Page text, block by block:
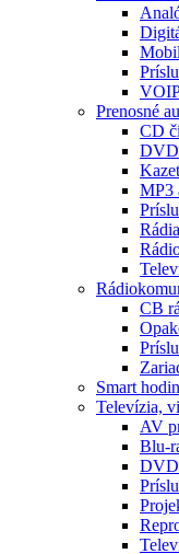
Prenosné
CD
DVD
MP3
Rádia
CB
Smart
Televízia,
AV
Blu-
DVD